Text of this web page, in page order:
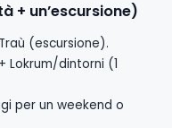
+ un’escursione)
(escursione).
Lokrum/dintorni (1
per un weekend o